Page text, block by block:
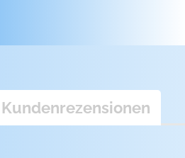
Kundenrezensionen